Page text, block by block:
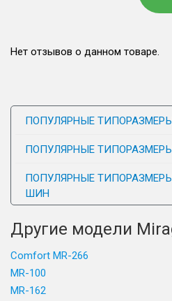
Нет отзывов о данном товаре.
ПОПУЛЯРНЫЕ
ПОПУЛЯРНЫЕ
ПОПУЛЯРНЫЕ
ШИН
Другие модели
Comfort MR-266
MR-100
MR-162